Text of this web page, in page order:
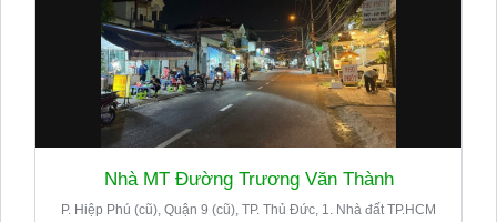
Nhà MT Đường Trương Văn Thành
P. Hiệp Phú (cũ), Quận 9 (cũ), TP. Thủ Đức, 1. Nhà đất TP.HCM